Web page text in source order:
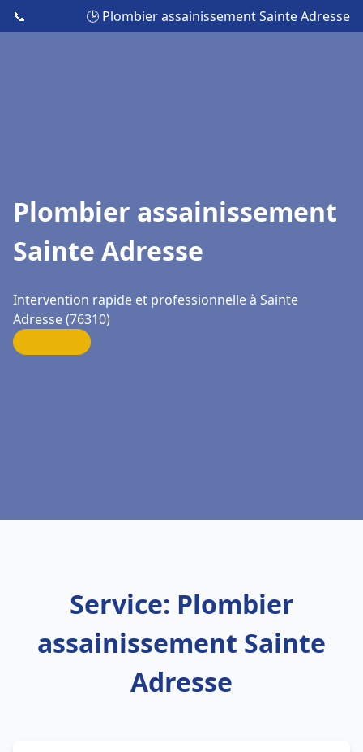
📞 🕒 Plombier assainissement Sainte Adresse
Plombier assainissement
Sainte Adresse
Intervention rapide et professionnelle à Sainte
Adresse (76310)
Service: Plombier
assainissement Sainte
Adresse